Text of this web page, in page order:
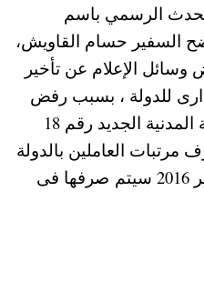
الرسمي باسم
السفير حسام القاويش،
وسائل الإعلام عن تأخير
للدولة ، بسبب رفض
مجلس النواب قانون الخدمة المدنية الجديد رقم 18
صرف مرتبات العاملين بالدولة
عن شهر يناير الجارى وفبراير 2016 سيتم صرفها فى